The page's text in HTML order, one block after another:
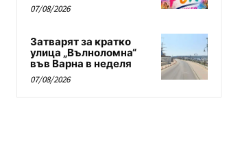
07/08/2026
Затварят за кратко
улица „Вълноломна“
във Варна в неделя
07/08/2026